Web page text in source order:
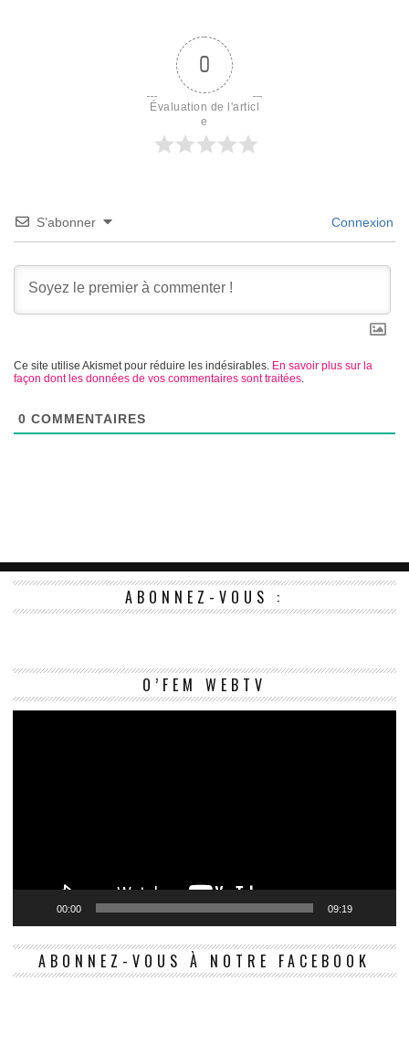
0
Évaluation de l'articl
e
S’abonner Connexion
Ce site utilise Akismet pour réduire les indésirables. En savoir plus sur la
façon dont les données de vos commentaires sont traitées.
0 COMMENTAIRES
ABONNEZ-VOUS :
O’FEM WEBTV
00:00 09:19
ABONNEZ-VOUS À NOTRE FACEBOOK